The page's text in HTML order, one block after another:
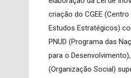
criação do CGEE
Estudos Estratégicos)
PNUD (Programa das
para o
(Organização Social)